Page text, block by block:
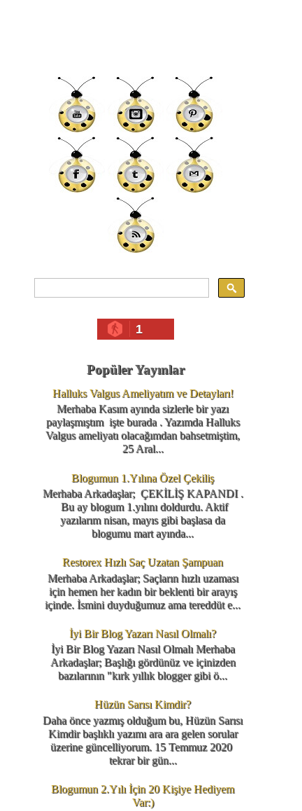
1
Popüler Yayınlar
Halluks Valgus Ameliyatım ve Detayları!
Merhaba Kasım ayında sizlerle bir yazı
paylaşmıştım işte burada . Yazımda Halluks
Valgus ameliyatı olacağımdan bahsetmiştim,
25 Aral...
Blogumun 1.Yılına Özel Çekiliş
Merhaba Arkadaşlar; ÇEKİLİŞ KAPANDI .
Bu ay blogum 1.yılını doldurdu. Aktif
yazılarım nisan, mayıs gibi başlasa da
blogumu mart ayında...
Restorex Hızlı Saç Uzatan Şampuan
Merhaba Arkadaşlar; Saçların hızlı uzaması
için hemen her kadın bir beklenti bir arayış
içinde. İsmini duyduğumuz ama tereddüt e...
İyi Bir Blog Yazarı Nasıl Olmalı?
İyi Bir Blog Yazarı Nasıl Olmalı Merhaba
Arkadaşlar; Başlığı gördünüz ve içinizden
bazılarının "kırk yıllık blogger gibi ö...
Hüzün Sarısı Kimdir?
Daha önce yazmış olduğum bu, Hüzün Sarısı
Kimdir başlıklı yazımı ara ara gelen sorular
üzerine güncelliyorum. 15 Temmuz 2020
tekrar bir gün...
Blogumun 2.Yılı İçin 20 Kişiye Hediyem
Var:)